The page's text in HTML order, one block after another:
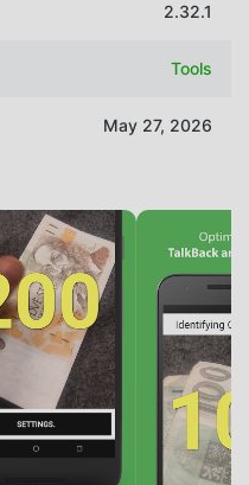
2.32.1
Tools
May 27, 2026